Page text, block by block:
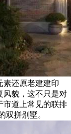
素还原老建建印
风貌，这不只是对
市道上常见的联排
双拼别墅。